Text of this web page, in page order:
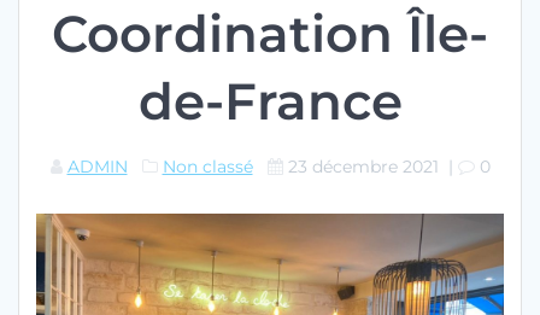
Coordination Île-
de-France
ADMIN Non classé 23 décembre 2021 | 0